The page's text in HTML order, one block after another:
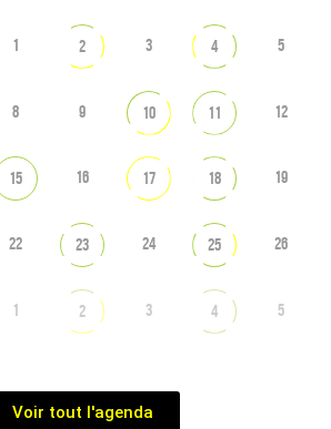
1 2 3 4 5
8 9 10 11 12
15 16 17 18 19
22 23 24 25 26
1 2 3 4 5
Voir tout l'agenda